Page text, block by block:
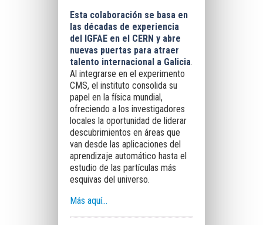
Esta colaboración se basa en
las décadas de experiencia
del IGFAE en el CERN y abre
nuevas puertas para atraer
talento internacional a Galicia.
Al integrarse en el experimento
CMS, el instituto consolida su
papel en la física mundial,
ofreciendo a los investigadores
locales la oportunidad de liderar
descubrimientos en áreas que
van desde las aplicaciones del
aprendizaje automático hasta el
estudio de las partículas más
esquivas del universo.
Más aquí...